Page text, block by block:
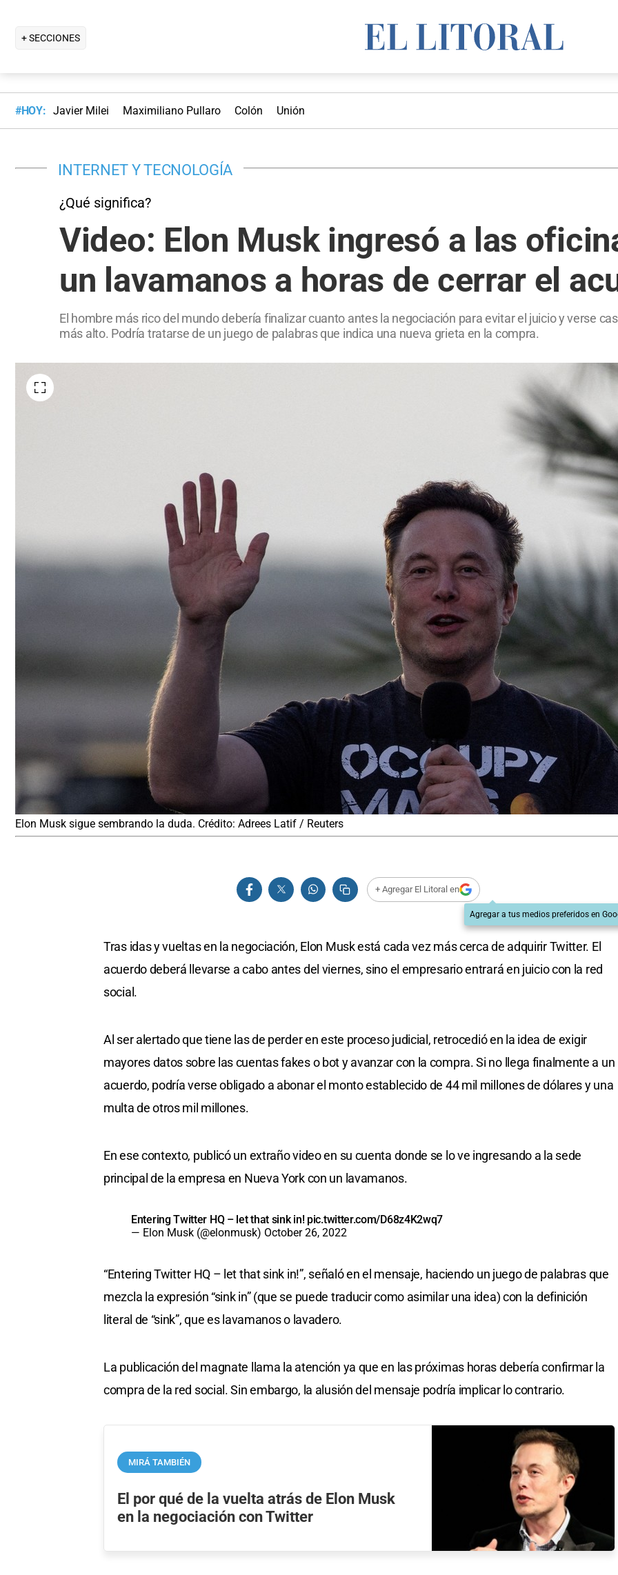
+ SECCIONES
#HOY: Javier Milei Maximiliano Pullaro Colón Unión
INTERNET Y TECNOLOGÍA
¿Qué significa?
Video: Elon Musk ingresó a las
un lavamanos a horas de cerrar el
El hombre más rico del mundo debería finalizar cuanto antes la negociación para evitar el juicio y verse
más alto. Podría tratarse de un juego de palabras que indica una nueva grieta en la compra.
Elon Musk sigue sembrando la duda. Crédito: Adrees Latif / Reuters
+ Agregar El Litoral en
Agregar a tus medios preferidos en
Tras idas y vueltas en la negociación, Elon Musk está cada vez más cerca de adquirir Twitter. El
acuerdo deberá llevarse a cabo antes del viernes, sino el empresario entrará en juicio con la red
social.
Al ser alertado que tiene las de perder en este proceso judicial, retrocedió en la idea de exigir
mayores datos sobre las cuentas fakes o bot y avanzar con la compra. Si no llega finalmente a un
acuerdo, podría verse obligado a abonar el monto establecido de 44 mil millones de dólares y una
multa de otros mil millones.
En ese contexto, publicó un extraño video en su cuenta donde se lo ve ingresando a la sede
principal de la empresa en Nueva York con un lavamanos.
Entering Twitter HQ – let that sink in! pic.twitter.com/D68z4K2wq7
— Elon Musk (@elonmusk) October 26, 2022
“Entering Twitter HQ – let that sink in!”, señaló en el mensaje, haciendo un juego de palabras que
mezcla la expresión “sink in” (que se puede traducir como asimilar una idea) con la definición
literal de “sink”, que es lavamanos o lavadero.
La publicación del magnate llama la atención ya que en las próximas horas debería confirmar la
compra de la red social. Sin embargo, la alusión del mensaje podría implicar lo contrario.
MIRÁ TAMBIÉN
El por qué de la vuelta atrás de Elon Musk
en la negociación con Twitter